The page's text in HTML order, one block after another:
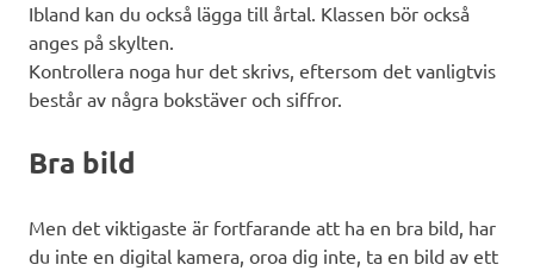
Ibland kan du också lägga till årtal. Klassen bör också
anges på skylten.
Kontrollera noga hur det skrivs, eftersom det vanligtvis
består av några bokstäver och siffror.
Bra bild
Men det viktigaste är fortfarande att ha en bra bild, har
du inte en digital kamera, oroa dig inte, ta en bild av ett